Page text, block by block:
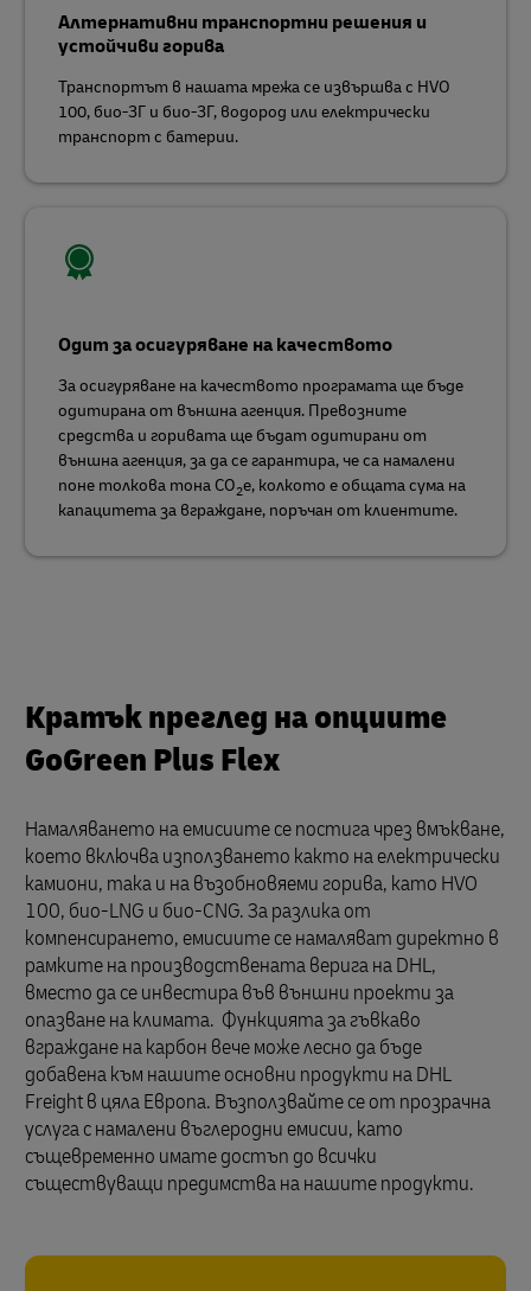
Алтернативни транспортни решения и
устойчиви горива
Транспортът в нашата мрежа се извършва с HVO
100, био-ЗГ и био-ЗГ, водород или електрически
транспорт с батерии.
Одит за осигуряване на качеството
За осигуряване на качеството програмата ще бъде
одитирана от външна агенция. Превозните
средства и горивата ще бъдат одитирани от
външна агенция, за да се гарантира, че са намалени
поне толкова тона CO2e, колкото е общата сума на
капацитета за вграждане, поръчан от клиентите.
Кратък преглед на опциите
GoGreen Plus Flex
Намаляването на емисиите се постига чрез вмъкване,
което включва използването както на електрически
камиони, така и на възобновяеми горива, като HVO
100, био-LNG и био-CNG. За разлика от
компенсирането, емисиите се намаляват директно в
рамките на производствената верига на DHL,
вместо да се инвестира във външни проекти за
опазване на климата. Функцията за гъвкаво
вграждане на карбон вече може лесно да бъде
добавена към нашите основни продукти на DHL
Freight в цяла Европа. Възползвайте се от прозрачна
услуга с намалени въглеродни емисии, като
същевременно имате достъп до всички
съществуващи предимства на нашите продукти.